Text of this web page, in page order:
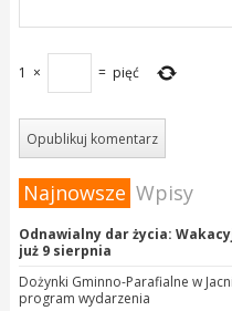
1 × = pięć
Najnowsze Wpisy
Odnawialny dar życia:
już 9 sierpnia
Dożynki Gminno-Parafialne w
program wydarzenia